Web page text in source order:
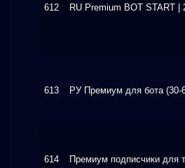
612 RU Premium BOT START
613 РУ Премиум для бота (30-
614 Премиум подписчики для